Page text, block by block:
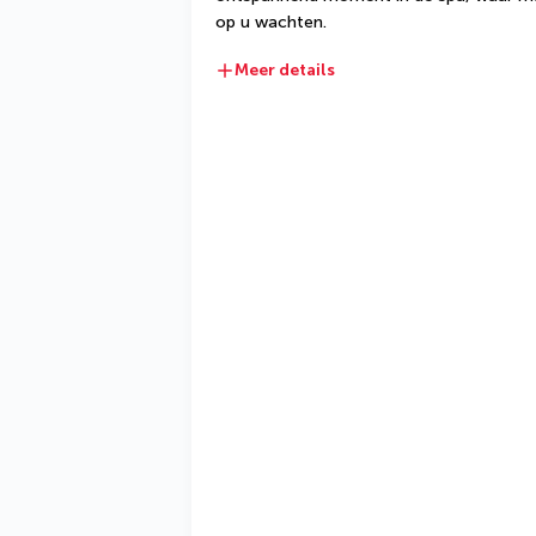
op u wachten.
Meer details